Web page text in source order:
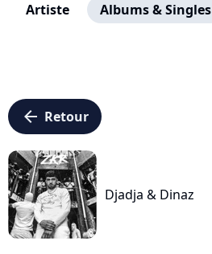
Artiste Albums & Singles
arrow_left Retour
Djadja & Dinaz